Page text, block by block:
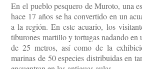
En el pueblo pesquero de Muroto, una
hace 17 años se ha convertido en un
a la región. En este acuario, los
tiburones martillo y tortugas nadando en
de 25 metros, así como de la
marinas de 50 especies distribuidas en